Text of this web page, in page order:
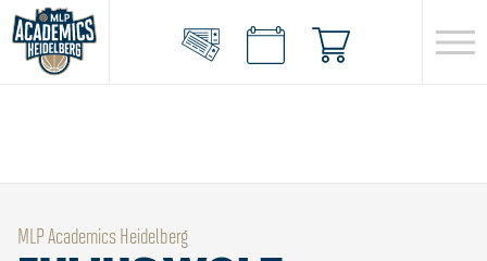
MLP Academics Heidelberg